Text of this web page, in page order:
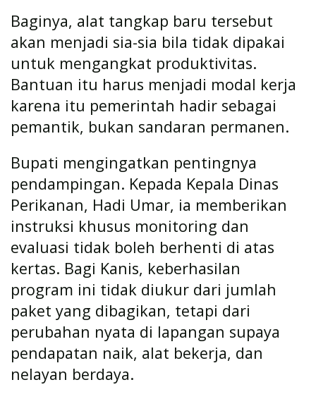
Baginya, alat tangkap baru tersebut
akan menjadi sia-sia bila tidak dipakai
untuk mengangkat produktivitas.
Bantuan itu harus menjadi modal kerja
karena itu pemerintah hadir sebagai
pemantik, bukan sandaran permanen.
Bupati mengingatkan pentingnya
pendampingan. Kepada Kepala Dinas
Perikanan, Hadi Umar, ia memberikan
instruksi khusus monitoring dan
evaluasi tidak boleh berhenti di atas
kertas. Bagi Kanis, keberhasilan
program ini tidak diukur dari jumlah
paket yang dibagikan, tetapi dari
perubahan nyata di lapangan supaya
pendapatan naik, alat bekerja, dan
nelayan berdaya.